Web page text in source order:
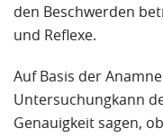
den Beschwerden
und Reflexe.
Auf Basis der
Untersuchungkann
Genauigkeit sagen,